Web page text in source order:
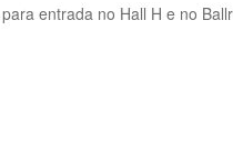
entrada no Hall H e no